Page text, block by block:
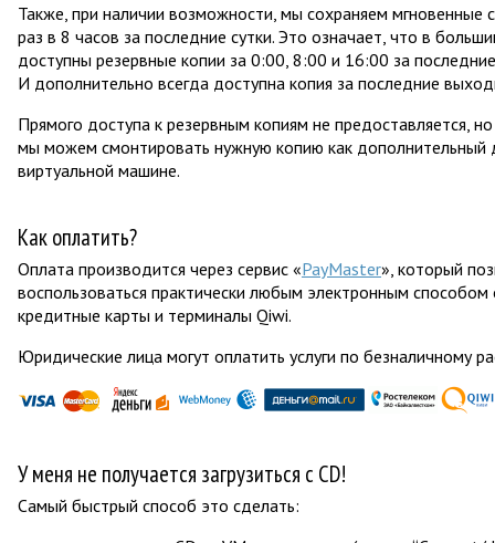
Также, при наличии возможности, мы сохраняем
раз в 8 часов за последние сутки. Это означает, что в
доступны резервные копии за 0:00, 8:00 и 16:00 за последние
И дополнительно всегда доступна копия за последние
Прямого доступа к резервным копиям не предоставляется,
мы можем смонтировать нужную копию как дополнительный
виртуальной машине.
Как оплатить?
Оплата производится через сервис «PayMaster», который
воспользоваться практически любым электронным
кредитные карты и терминалы Qiwi.
Юридические лица могут оплатить услуги по безналичному
У меня не получается загрузиться с CD!
Самый быстрый способ это сделать: